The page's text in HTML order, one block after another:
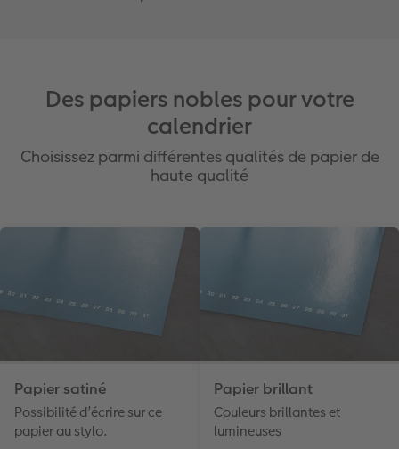
Des papiers nobles pour votre
calendrier
Choisissez parmi différentes qualités de papier de
haute qualité
Papier satiné
Possibilité d’écrire sur ce
papier au stylo.
Papier brillant
Couleurs brillantes et
lumineuses